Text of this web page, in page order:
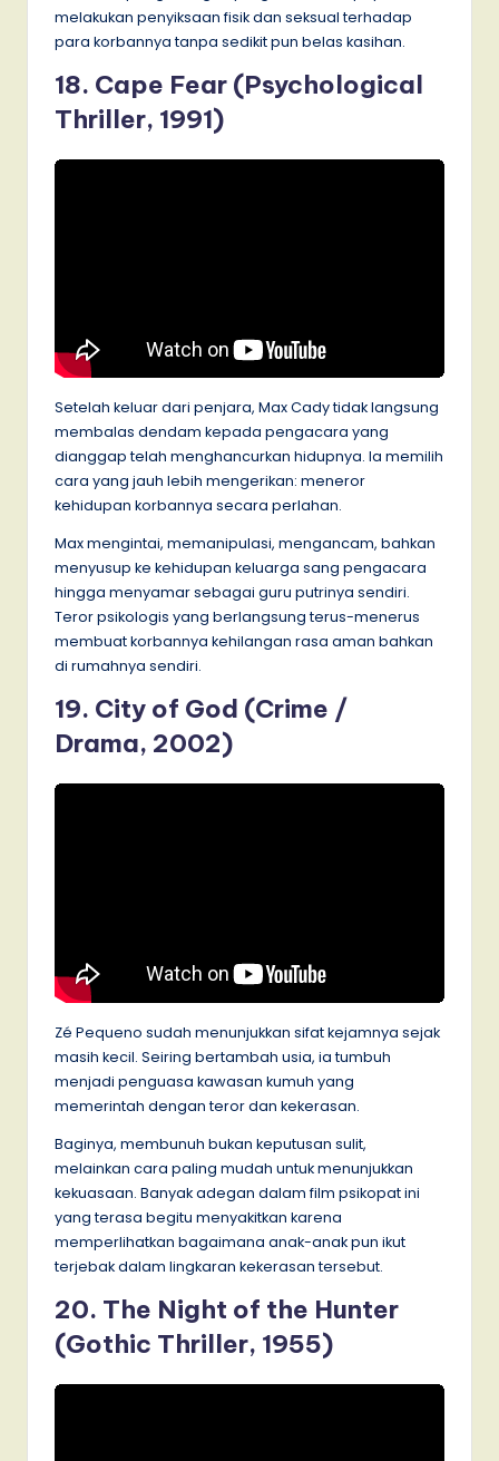
melakukan penyiksaan fisik dan seksual terhadap
para korbannya tanpa sedikit pun belas kasihan.
18. Cape Fear (Psychological
Thriller, 1991)
Setelah keluar dari penjara, Max Cady tidak langsung
membalas dendam kepada pengacara yang
dianggap telah menghancurkan hidupnya. Ia memilih
cara yang jauh lebih mengerikan: meneror
kehidupan korbannya secara perlahan.
Max mengintai, memanipulasi, mengancam, bahkan
menyusup ke kehidupan keluarga sang pengacara
hingga menyamar sebagai guru putrinya sendiri.
Teror psikologis yang berlangsung terus-menerus
membuat korbannya kehilangan rasa aman bahkan
di rumahnya sendiri.
19. City of God (Crime /
Drama, 2002)
Zé Pequeno sudah menunjukkan sifat kejamnya sejak
masih kecil. Seiring bertambah usia, ia tumbuh
menjadi penguasa kawasan kumuh yang
memerintah dengan teror dan kekerasan.
Baginya, membunuh bukan keputusan sulit,
melainkan cara paling mudah untuk menunjukkan
kekuasaan. Banyak adegan dalam film psikopat ini
yang terasa begitu menyakitkan karena
memperlihatkan bagaimana anak-anak pun ikut
terjebak dalam lingkaran kekerasan tersebut.
20. The Night of the Hunter
(Gothic Thriller, 1955)